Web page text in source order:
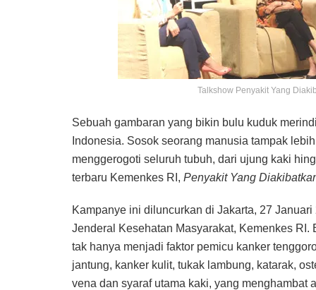
Talkshow Penyakit Yang
Sebuah gambaran yang bikin bulu kuduk
Indonesia. Sosok seorang manusia tampak
menggerogoti seluruh tubuh, dari ujung kaki
terbaru Kemenkes RI, Penyakit Yang
Kampanye ini diluncurkan di Jakarta, 27
Jenderal Kesehatan Masyarakat, Kemenkes
tak hanya menjadi faktor pemicu kanker
jantung, kanker kulit, tukak lambung, katarak,
vena dan syaraf utama kaki, yang menghambat